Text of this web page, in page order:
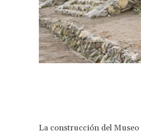
La construcción del Museo